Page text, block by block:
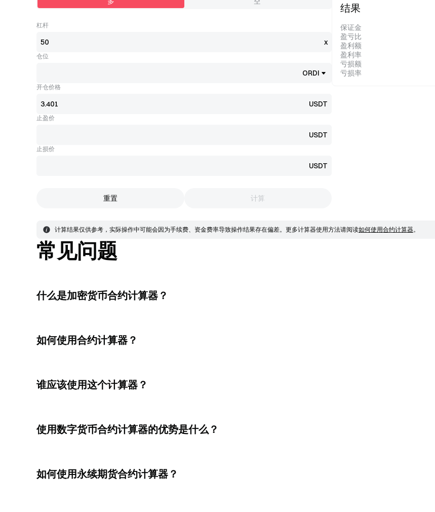
杠杆
x
仓位
ORDI
开仓价格
USDT
止盈价
USDT
止损价
USDT
重置 计算
结果
保证金
盈亏比
盈利额
盈利率
亏损额
亏损率
计算结果仅供参考，实际操作中可能会因为手续费、资金费率导致操作结果存在偏差。 更多计算器使用方法请阅读如何使用合约计算器。
常见问题
什么是加密货币合约计算器？
如何使用合约计算器？
谁应该使用这个计算器？
使用数字货币合约计算器的优势是什么？
如何使用永续期货合约计算器？